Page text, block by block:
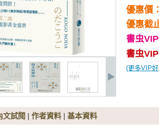
優惠價
優惠截
書虫
書虫
(更多VIP
文試閱 | 作者資料 | 基本資料